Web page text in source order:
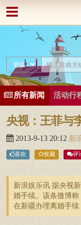
所有新闻 活动行
央视：王菲与
2013-9-13 20:12 新
喜欢 收藏 评
新浪娱乐讯 据央视
婚手续。该条微博
在新疆办理离婚手续